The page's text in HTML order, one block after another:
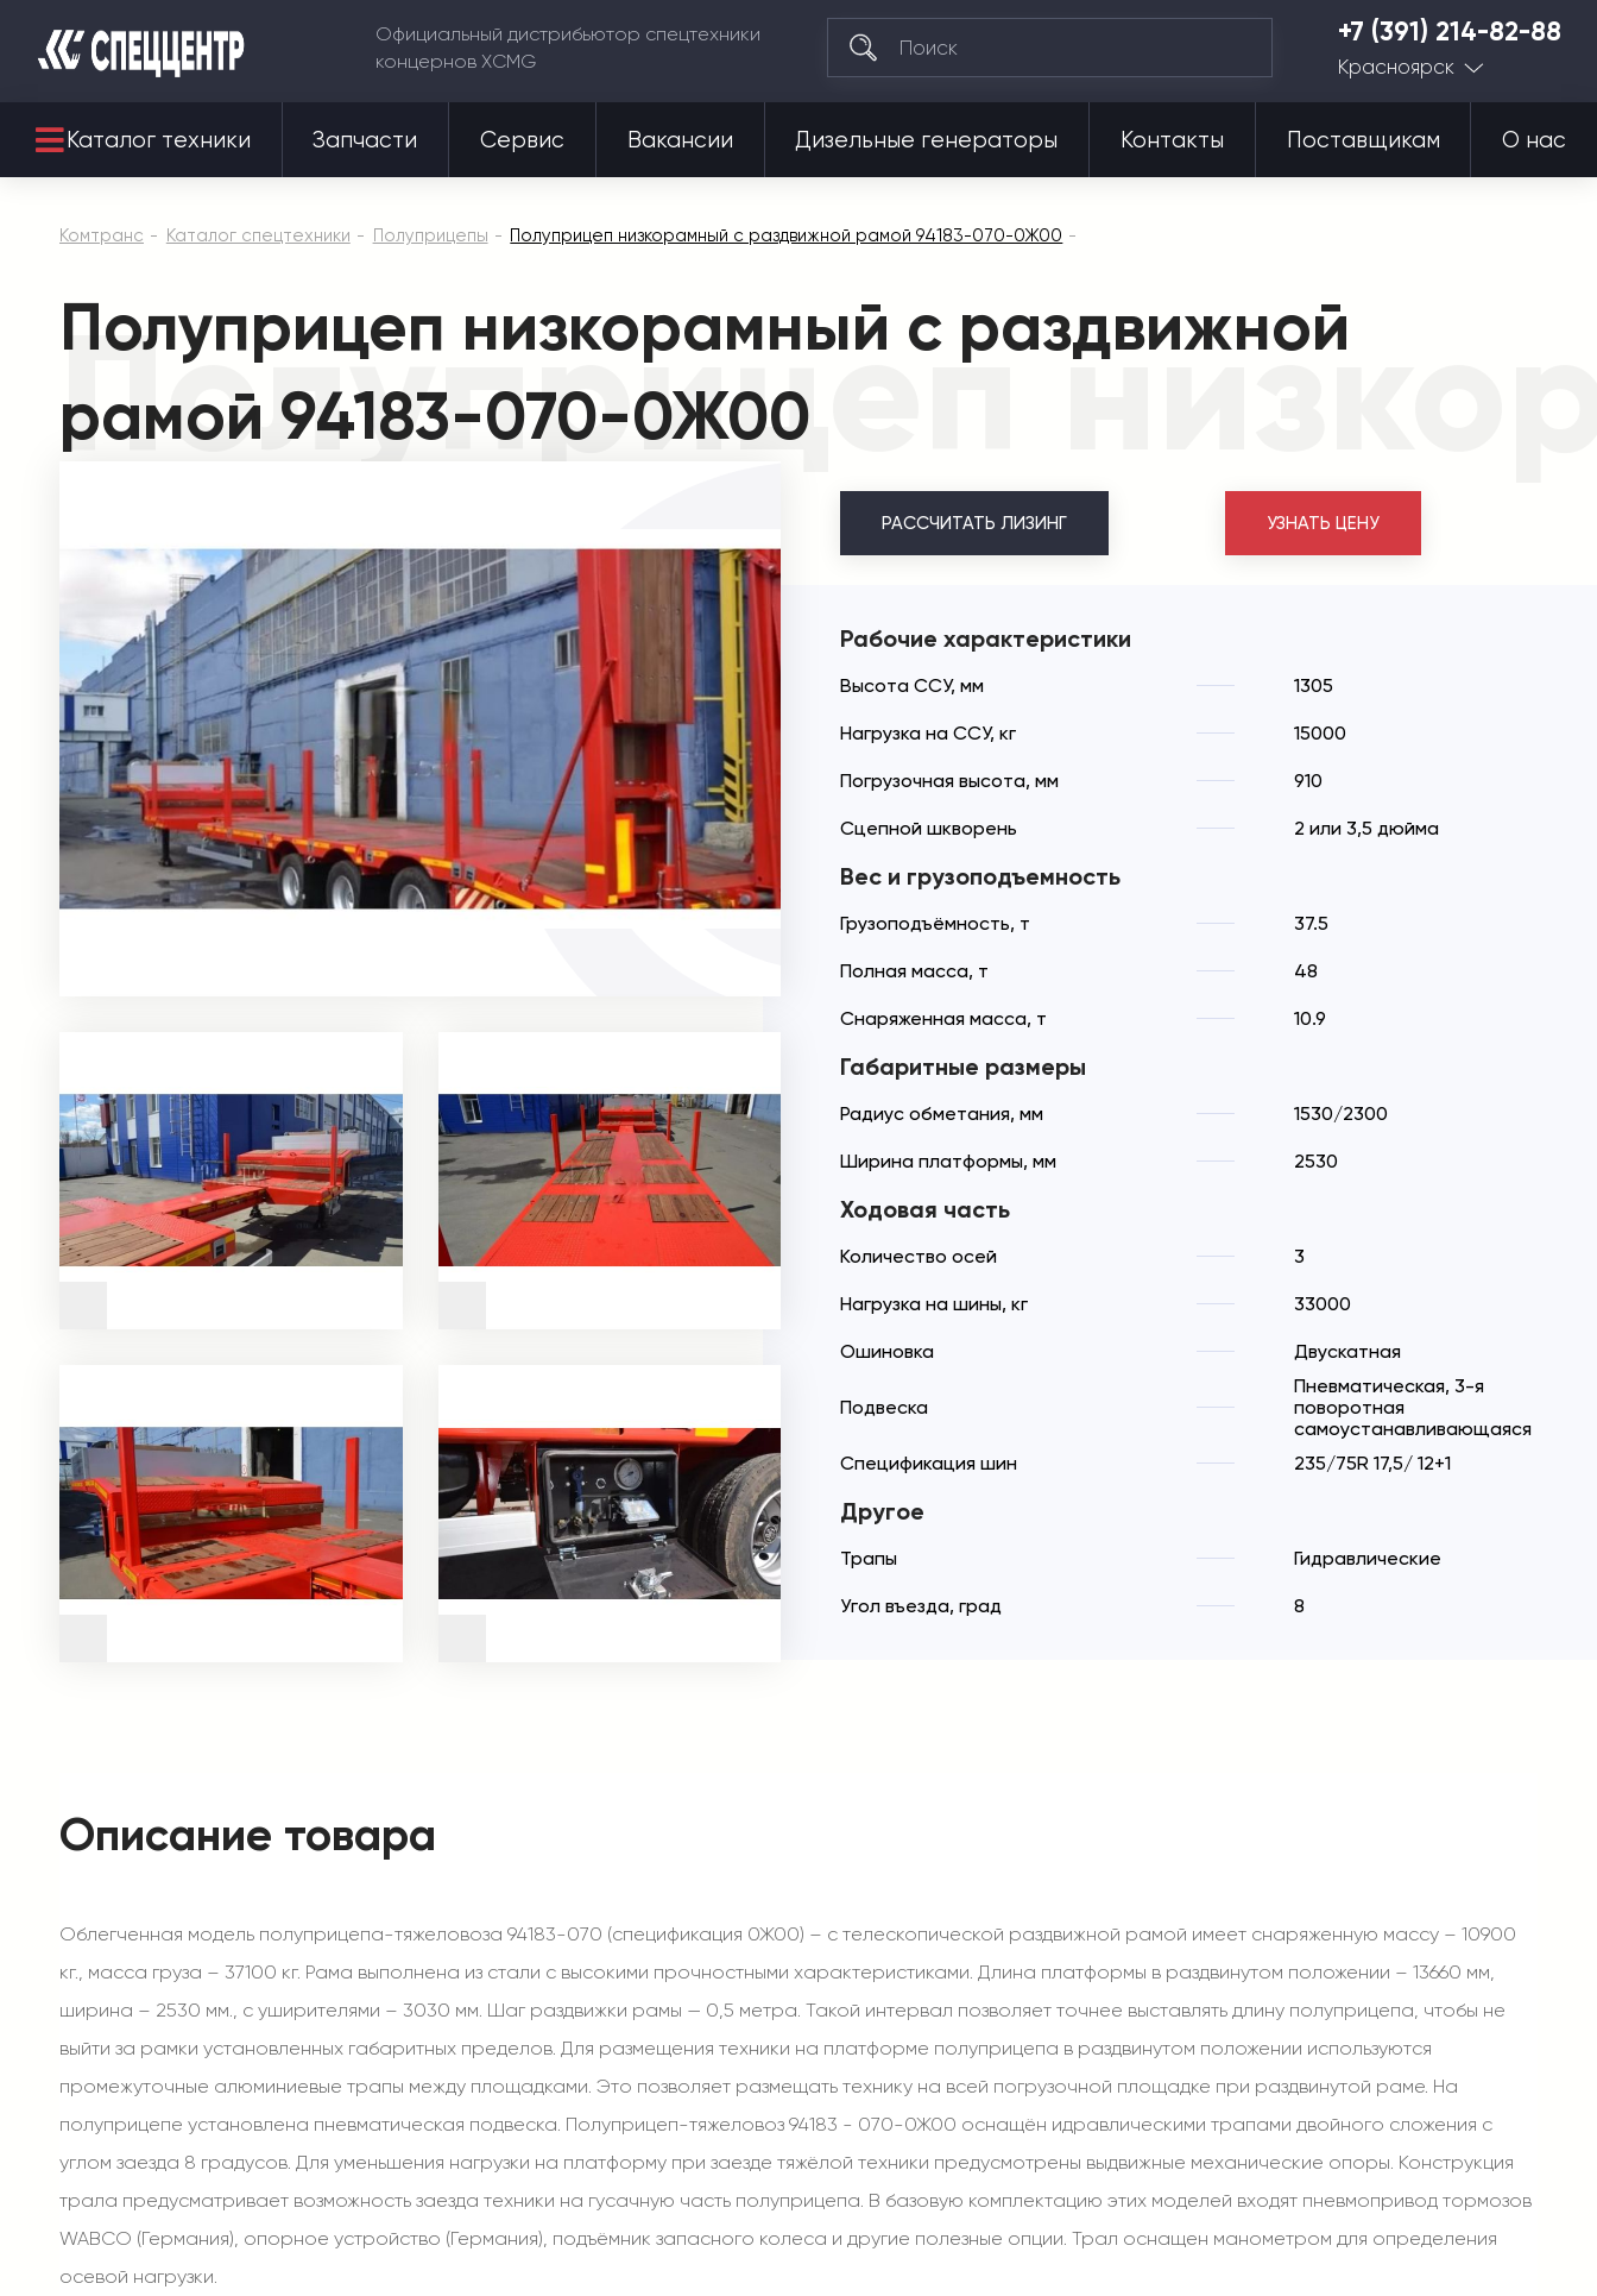
Официальный дистрибьютор спецтехники
концернов XCMG
+7 (391) 214-82-88
Красноярск
Каталог техники Запчасти Сервис Вакансии Дизельные генераторы Контакты Поставщикам О нас
Комтранс Каталог спецтехники Полуприцепы Полуприцеп низкорамный с раздвижной рамой 94183-070-0Ж00
Полуприцеп
Полуприцеп низкорамный с раздвижной
рамой 94183-070-0Ж00
РАССЧИТАТЬ ЛИЗИНГ УЗНАТЬ ЦЕНУ
Рабочие характеристики
Высота ССУ, мм 1305
Нагрузка на ССУ, кг 15000
Погрузочная высота, мм 910
Сцепной шкворень 2 или 3,5 дюйма
Вес и грузоподъемность
Грузоподъёмность, т 37.5
Полная масса, т 48
Снаряженная масса, т 10.9
Габаритные размеры
Радиус обметания, мм 1530/2300
Ширина платформы, мм 2530
Ходовая часть
Количество осей 3
Нагрузка на шины, кг 33000
Ошиновка Двускатная
Подвеска
Пневматическая, 3-я
поворотная
самоустанавливающаяся
Спецификация шин
235/75R 17,5/ 12+1
Другое
Трапы Гидравлические
Угол въезда, град 8
Описание товара
Облегченная модель полуприцепа-тяжеловоза 94183-070 (спецификация 0Ж00) – с телескопической раздвижной рамой имеет снаряженную массу – 10900
кг., масса груза – 37100 кг. Рама выполнена из стали с высокими прочностными характеристиками. Длина платформы в раздвинутом положении – 13660 мм,
ширина – 2530 мм., с уширителями – 3030 мм. Шаг раздвижки рамы — 0,5 метра. Такой интервал позволяет точнее выставлять длину полуприцепа, чтобы не
выйти за рамки установленных габаритных пределов. Для размещения техники на платформе полуприцепа в раздвинутом положении используются
промежуточные алюминиевые трапы между площадками. Это позволяет размещать технику на всей погрузочной площадке при раздвинутой раме. На
полуприцепе установлена пневматическая подвеска. Полуприцеп-тяжеловоз 94183 - 070-0Ж00 оснащён идравлическими трапами двойного сложения с
углом заезда 8 градусов. Для уменьшения нагрузки на платформу при заезде тяжёлой техники предусмотрены выдвижные механические опоры. Конструкция
трала предусматривает возможность заезда техники на гусачную часть полуприцепа. В базовую комплектацию этих моделей входят пневмопривод тормозов
WABCO (Германия), опорное устройство (Германия), подъёмник запасного колеса и другие полезные опции. Трал оснащен манометром для определения
осевой нагрузки.